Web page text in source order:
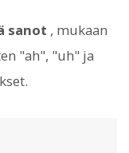
sanot , mukaan
"ah", "uh" ja